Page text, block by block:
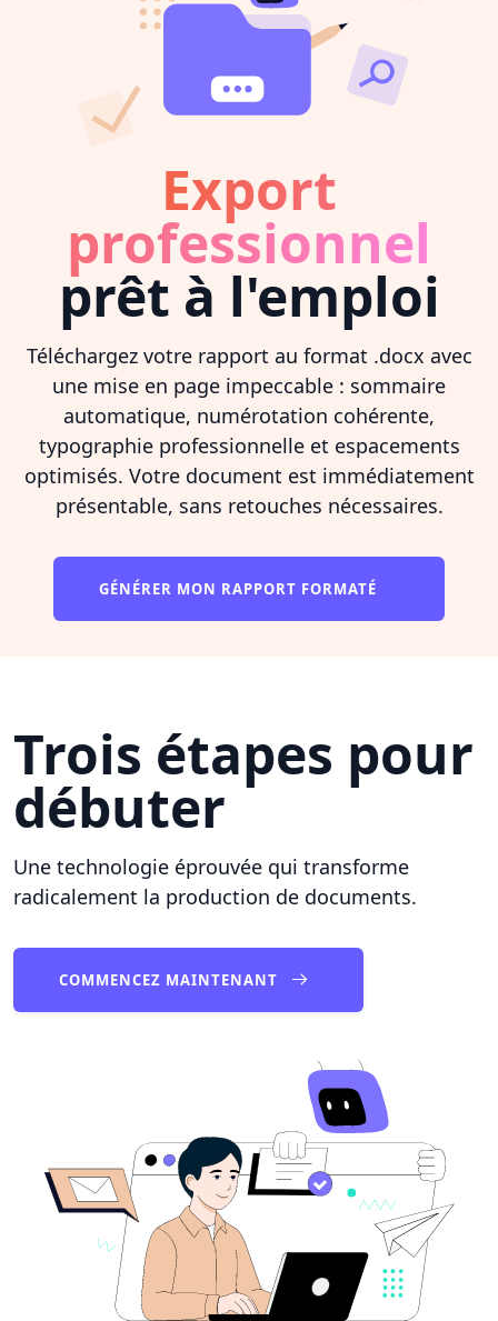
Export
professionnel
prêt à l'emploi
Téléchargez votre rapport au format .docx avec
une mise en page impeccable : sommaire
automatique, numérotation cohérente,
typographie professionnelle et espacements
optimisés. Votre document est immédiatement
présentable, sans retouches nécessaires.
GÉNÉRER MON RAPPORT FORMATÉ
Trois étapes pour
débuter
Une technologie éprouvée qui transforme
radicalement la production de documents.
COMMENCEZ MAINTENANT